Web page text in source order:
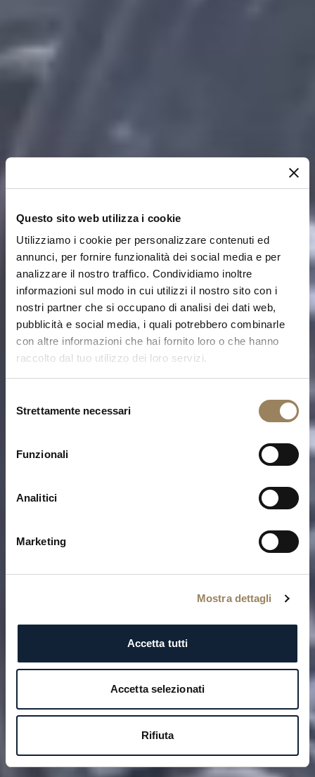
Questo sito web utilizza i cookie
Utilizziamo i cookie per personalizzare contenuti ed
annunci, per fornire funzionalità dei social media e per
analizzare il nostro traffico. Condividiamo inoltre
informazioni sul modo in cui utilizzi il nostro sito con i
nostri partner che si occupano di analisi dei dati web,
pubblicità e social media, i quali potrebbero combinarle
con altre informazioni che hai fornito loro o che hanno
raccolto dal tuo utilizzo dei loro servizi.
delStrettamente necessari
Funzionali
Analitici
Marketing
Mostra dettagli
Accetta tutti
Accetta selezionati
Rifiuta
L'eleganza senza tempo